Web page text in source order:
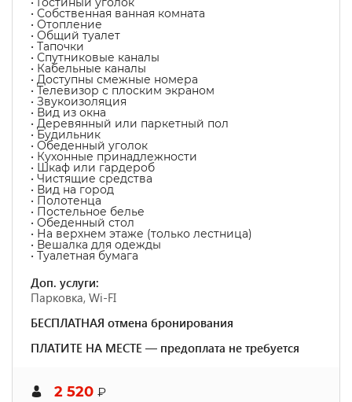
• Собственная ванная комната
• Отопление
• Общий туалет
• Тапочки
• Спутниковые каналы
• Кабельные каналы
• Доступны смежные номера
• Телевизор с плоским экраном
• Звукоизоляция
• Вид из окна
• Деревянный или паркетный пол
• Будильник
• Обеденный уголок
• Кухонные принадлежности
• Шкаф или гардероб
• Чистящие средства
• Вид на город
• Полотенца
• Постельное белье
• Обеденный стол
• На верхнем этаже (только лестница)
• Вешалка для одежды
• Туалетная бумага
Доп. услуги:
Парковка, Wi-FI
БЕСПЛАТНАЯ отмена бронирования
ПЛАТИТЕ НА МЕСТЕ — предоплата не требуется
2 520 ₽